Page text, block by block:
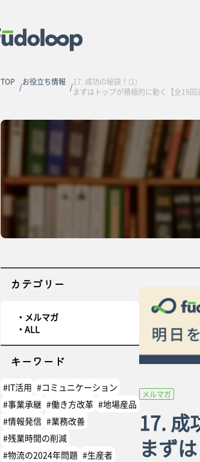
TOP お役立ち情報
17. 成功の秘訣！(1)
まずはトップが積極的に動く【全19回
カテゴリー
メルマガ
ALL
キーワード
#IT活用 #コミュニケーション
#事業承継 #働き方改革 #地場産品
#情報発信 #業務改善
#残業時間の削減
#物流の2024年問題 #生産者
メルマガ
17. 成
まず